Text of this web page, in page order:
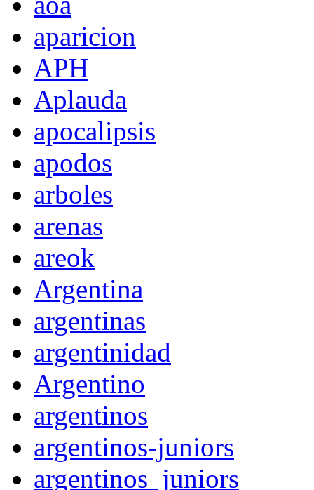
aparicion
APH
Aplauda
apocalipsis
apodos
arboles
arenas
areok
Argentina
argentinas
argentinidad
Argentino
argentinos
argentinos-juniors
argentinos_juniors